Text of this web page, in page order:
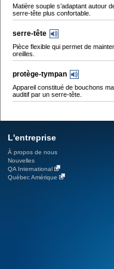
Matière souple s’adaptant autour
serre-tête plus confortable.
serre-tête
Pièce flexible qui permet de
oreilles.
protège-tympan
Appareil constitué de bouchons
auditif par un serre-tête.
L'entreprise
À propos de nous
Nouvelles
QA International
Québec Amérique